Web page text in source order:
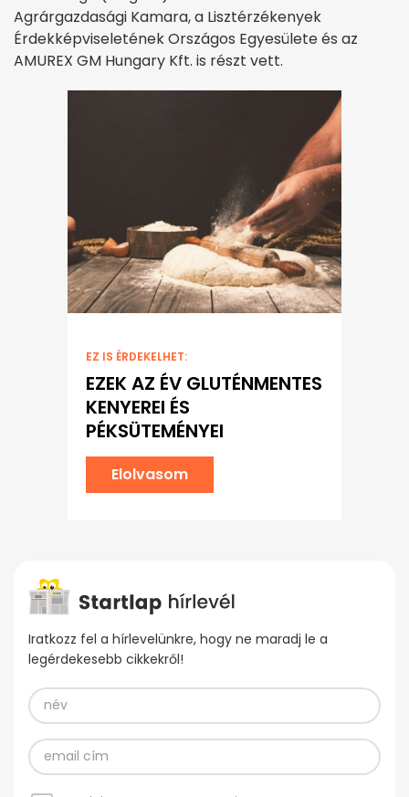
Agrárgazdasági Kamara, a Lisztérzékenyek
Érdekképviseletének Országos Egyesülete és az
AMUREX GM Hungary Kft. is részt vett.
EZ IS ÉRDEKELHET:
EZEK AZ ÉV GLUTÉNMENTES
KENYEREI ÉS
PÉKSÜTEMÉNYEI
Elolvasom
Iratkozz fel a hírlevelünkre, hogy ne maradj le a
legérdekesebb cikkekről!